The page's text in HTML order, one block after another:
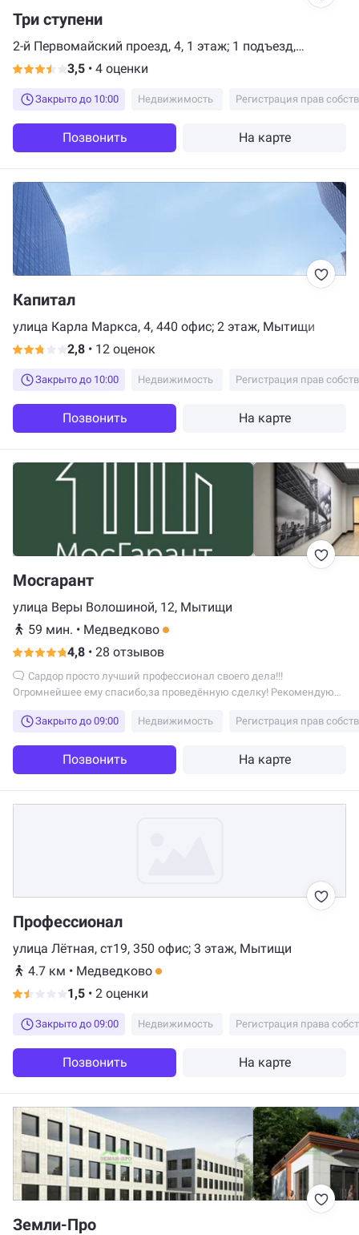
Три ступени
2-й Первомайский проезд, 4, 1 этаж; 1 подъезд,
Мытищи
3,5 • 4 оценки
Закрыто до 10:00 Недвижимость Регистрация прав
Позвонить На карте
Капитал
улица Карла Маркса, 4, 440 офис; 2 этаж, Мытищи
2,8 • 12 оценок
Закрыто до 10:00 Недвижимость Регистрация прав
Позвонить На карте
Мосгарант
улица Веры Волошиной, 12, Мытищи
59 мин. • Медведково
4,8 • 28 отзывов
Огромнейшее ему спасибо,за проведённую сделку! Рекомендую
Закрыто до 09:00
Недвижимость Регистрация прав
Позвонить На карте
Профессионал
улица Лётная, ст19, 350 офис; 3 этаж, Мытищи
4.7 км • Медведково
1,5 • 2 оценки
Закрыто до 09:00 Недвижимость
Позвонить На карте
Земли-Про